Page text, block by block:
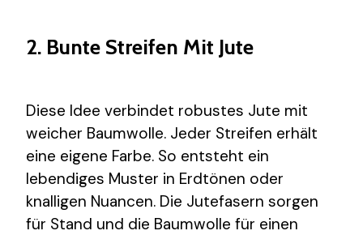
2. Bunte Streifen Mit Jute
Diese Idee verbindet robustes Jute mit
weicher Baumwolle. Jeder Streifen erhält
eine eigene Farbe. So entsteht ein
lebendiges Muster in Erdtönen oder
knalligen Nuancen. Die Jutefasern sorgen
für Stand und die Baumwolle für einen